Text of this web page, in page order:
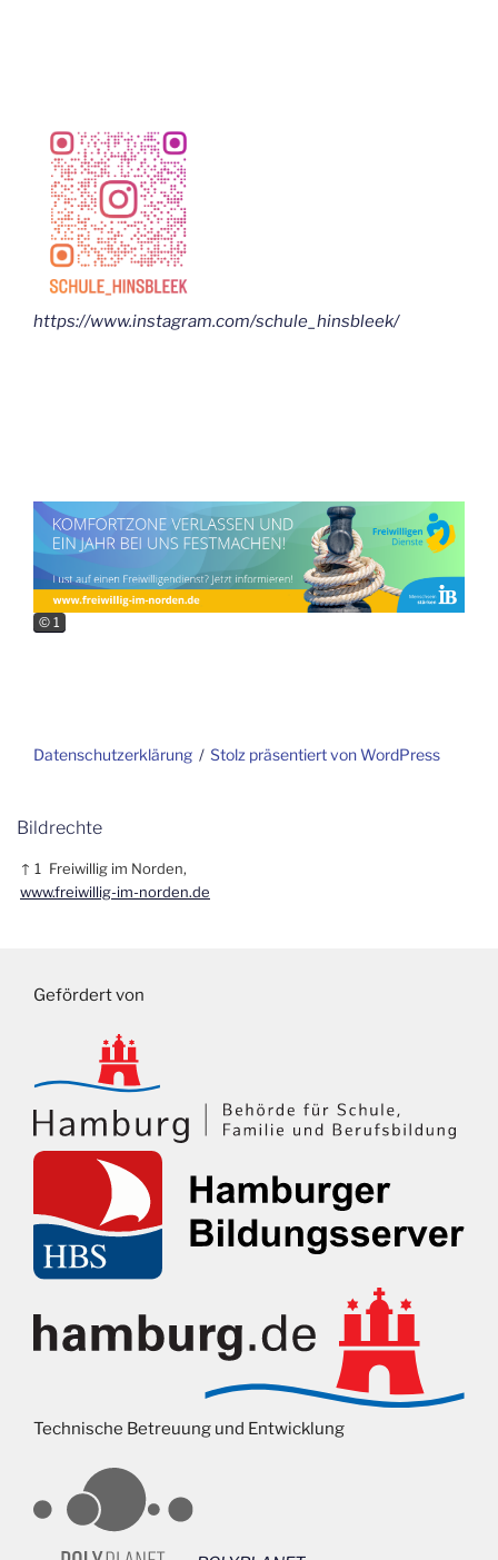
https://www.instagram.com/schule_hinsbleek/
© 1
Datenschutzerklärung Stolz präsentiert von WordPress
Bildrechte
↑ 1
Freiwillig im Norden,
www.freiwillig-im-norden.de
Gefördert von
Technische Betreuung und Entwicklung